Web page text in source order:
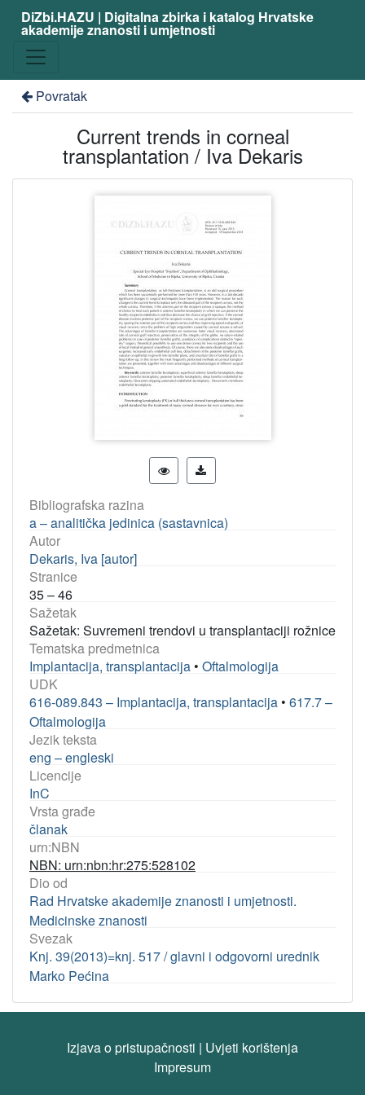
DiZbi.HAZU | Digitalna zbirka i katalog Hrvatske
akademije znanosti i umjetnosti
Povratak
Current trends in corneal
transplantation / Iva Dekaris
Bibliografska razina
a – analitička jedinica (sastavnica)
Autor
Dekaris, Iva [autor]
Stranice
35 – 46
Sažetak
Sažetak: Suvremeni trendovi u transplantaciji rožnice
Tematska predmetnica
Implantacija, transplantacija • Oftalmologija
UDK
616-089.843 – Implantacija, transplantacija • 617.7 –
Oftalmologija
Jezik teksta
eng – engleski
Licencije
InC
Vrsta građe
članak
urn:NBN
NBN: urn:nbn:hr:275:528102
Dio od
Rad Hrvatske akademije znanosti i umjetnosti.
Medicinske znanosti
Svezak
Knj. 39(2013)=knj. 517 / glavni i odgovorni urednik
Marko Pećina
Izjava o pristupačnosti | Uvjeti korištenja
Impresum